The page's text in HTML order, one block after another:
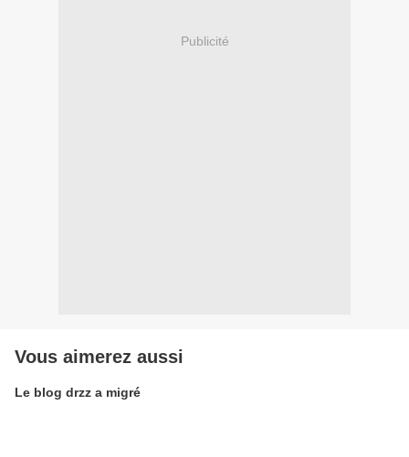
Publicité
Vous aimerez aussi
Le blog drzz a migré